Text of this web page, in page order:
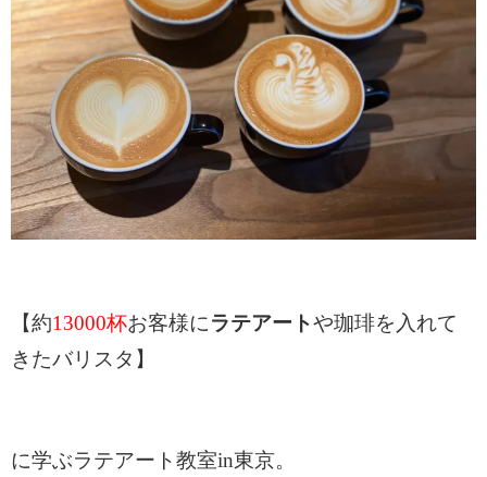
【約13000杯お客様にラテアートや珈琲を入れて
きたバリスタ】
に学ぶラテアート教室in東京。